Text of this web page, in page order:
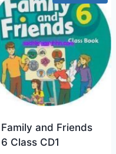
Family and Friends
6 Class CD1